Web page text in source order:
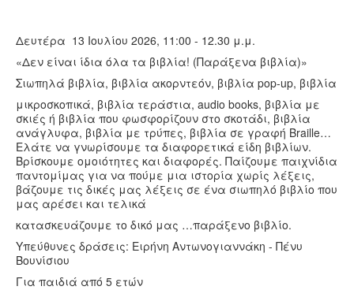
Δευτέρα 13 Ιουλίου 2026, 11:00 - 12.30 μ.μ.
«Δεν είναι ίδια όλα τα βιβλία! (Παράξενα βιβλία)»
Σιωπηλά βιβλία, βιβλία ακορντεόν, βιβλία pop-up, βιβλία
μικροσκοπικά, βιβλία τεράστια, audio books, βιβλία με
σκιές ή βιβλία που φωσφορίζουν στο σκοτάδι, βιβλία
ανάγλυφα, βιβλία με τρύπες, βιβλία σε γραφή Braille…
Ελάτε να γνωρίσουμε τα διαφορετικά είδη βιβλίων.
Βρίσκουμε ομοιότητες και διαφορές. Παίζουμε παιχνίδια
παντομίμας για να πούμε μια ιστορία χωρίς λέξεις,
βάζουμε τις δικές μας λέξεις σε ένα σιωπηλό βιβλίο που
μας αρέσει και τελικά
κατασκευάζουμε το δικό μας …παράξενο βιβλίο.
Υπεύθυνες δράσεις: Ειρήνη Αντωνογιαννάκη - Πένυ
Βουνίσιου
Για παιδιά από 5 ετών